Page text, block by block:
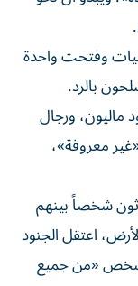
مروحيات وفتحت واحدة
بالرد.
ماليون، ورجال
معروفة»،
شخصاً بينهم
اعتقل الجنود
شخص «من جميع